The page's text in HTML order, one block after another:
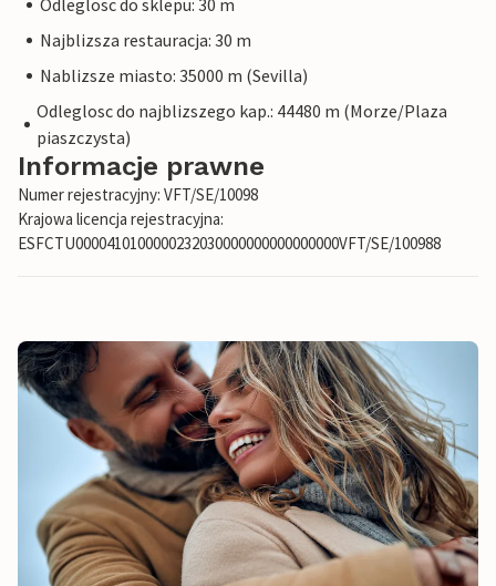
Odleglosc do sklepu: 30 m
Najblizsza restauracja: 30 m
Nablizsze miasto: 35000 m (Sevilla)
Odleglosc do najblizszego kap.: 44480 m (Morze/Plaza
piaszczysta)
Informacje prawne
Numer rejestracyjny: VFT/SE/10098
Krajowa licencja rejestracyjna:
ESFCTU0000410100000232030000000000000000VFT/SE/100988